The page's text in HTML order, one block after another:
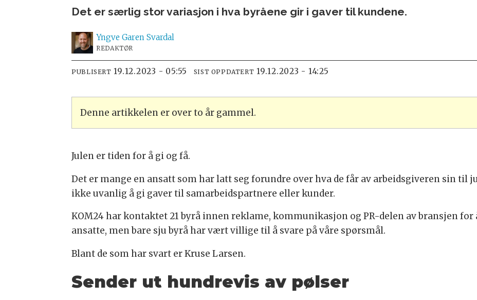
Det er særlig stor variasjon i hva byråene gir i gaver til kundene.
Yngve Garen Svardal
REDAKTØR
PUBLISERT 19.12.2023 - 05:55 SIST OPPDATERT 19.12.2023 - 14:25
Denne artikkelen er over to år gammel.
Julen er tiden for å gi og få.
Det er mange en ansatt som har latt seg forundre over hva de får av arbeidsgiveren sin til
ikke uvanlig å gi gaver til samarbeidspartnere eller kunder.
KOM24 har kontaktet 21 byrå innen reklame, kommunikasjon og PR-delen av bransjen
ansatte, men bare sju byrå har vært villige til å svare på våre spørsmål.
Blant de som har svart er Kruse Larsen.
Sender ut hundrevis av pølser